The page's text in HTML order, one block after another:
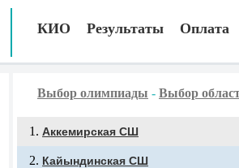
КИО Результаты Оплата
Выбор олимпиады - Выбор
Аккемирская СШ
Кайындинская СШ